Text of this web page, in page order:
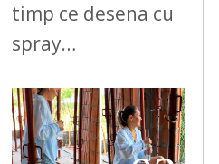
timp ce desena cu
spray…